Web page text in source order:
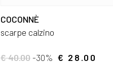
COCONNÈ
scarpe calzino
€ 40.00-30% € 28.00